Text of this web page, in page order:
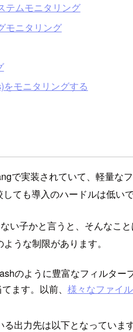
テムモニタリング
モニタリング
モニタリングする
で実装されていて、軽量な
ても導入のハードルは低いで
い子かと言うと、そんなこ
うな制限があります。
のように豊富なフィルタ
ます。以前、 様々なファイ
出力先は以下となっていま